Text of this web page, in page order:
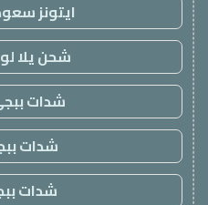
ايتونز
شحن يلا
شدات
شدات
شدات